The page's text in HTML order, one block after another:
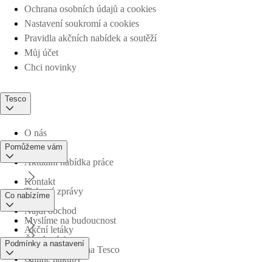
Ochrana osobních údajů a cookies
Nastavení soukromí a cookies
Pravidla akčních nabídek a soutěží
Můj účet
Chci novinky
Tesco
O nás
Aktuální nabídka práce
Tiskové zprávy
Myslíme na budoucnost
Obchodní skupina Tesco
Pomůžeme vám
Kontakt
Najdi obchod
Časté otázky
Co nabízíme
Akční letáky
Online nákupy
Podmínky a nastavení